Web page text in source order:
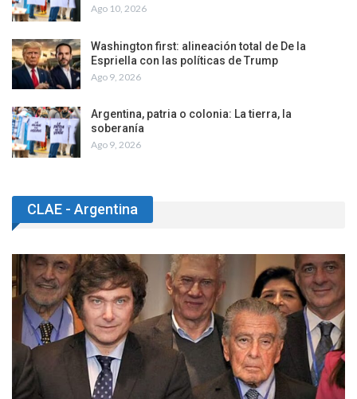
Ago 10, 2026
Washington first: alineación total de De la
Espriella con las políticas de Trump
Ago 9, 2026
Argentina, patria o colonia: La tierra, la
soberanía
Ago 9, 2026
CLAE - Argentina